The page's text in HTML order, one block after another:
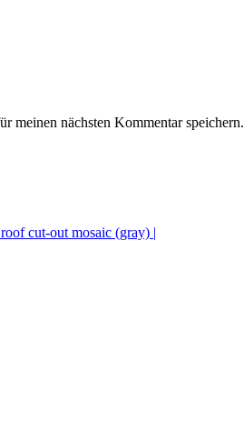
meinen nächsten Kommentar speichern.
cut-out mosaic (gray) |